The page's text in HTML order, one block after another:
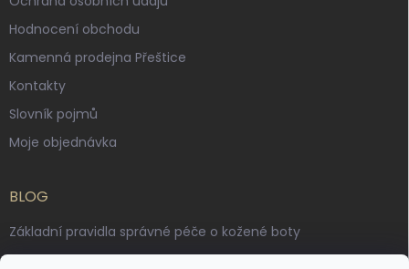
Hodnocení obchodu
Kamenná prodejna Přeštice
Kontakty
Slovník pojmů
Moje objednávka
BLOG
Základní pravidla správné péče o kožené boty